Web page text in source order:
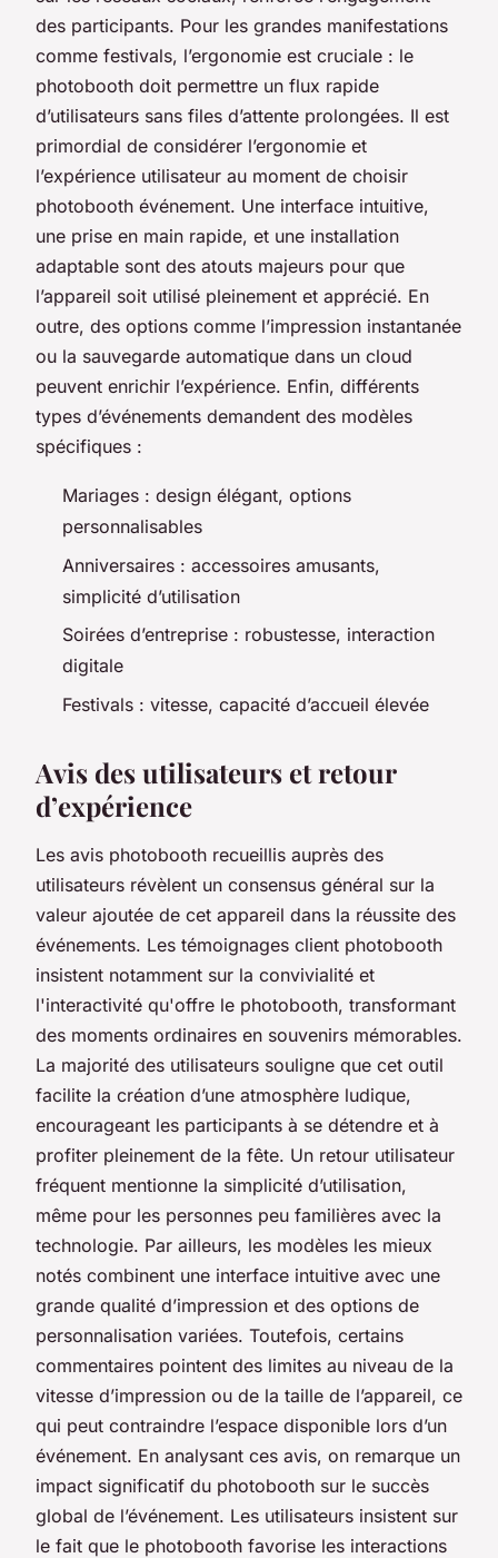
des participants. Pour les grandes manifestations
comme festivals, l’ergonomie est cruciale : le
photobooth doit permettre un flux rapide
d’utilisateurs sans files d’attente prolongées. Il est
primordial de considérer l’ergonomie et
l’expérience utilisateur au moment de choisir
photobooth événement. Une interface intuitive,
une prise en main rapide, et une installation
adaptable sont des atouts majeurs pour que
l’appareil soit utilisé pleinement et apprécié. En
outre, des options comme l’impression instantanée
ou la sauvegarde automatique dans un cloud
peuvent enrichir l’expérience. Enfin, différents
types d’événements demandent des modèles
spécifiques :
Mariages : design élégant, options
personnalisables
Anniversaires : accessoires amusants,
simplicité d’utilisation
Soirées d’entreprise : robustesse, interaction
digitale
Festivals : vitesse, capacité d’accueil élevée
Avis des utilisateurs et retour
d’expérience
Les avis photobooth recueillis auprès des
utilisateurs révèlent un consensus général sur la
valeur ajoutée de cet appareil dans la réussite des
événements. Les témoignages client photobooth
insistent notamment sur la convivialité et
l'interactivité qu'offre le photobooth, transformant
des moments ordinaires en souvenirs mémorables.
La majorité des utilisateurs souligne que cet outil
facilite la création d’une atmosphère ludique,
encourageant les participants à se détendre et à
profiter pleinement de la fête. Un retour utilisateur
fréquent mentionne la simplicité d’utilisation,
même pour les personnes peu familières avec la
technologie. Par ailleurs, les modèles les mieux
notés combinent une interface intuitive avec une
grande qualité d’impression et des options de
personnalisation variées. Toutefois, certains
commentaires pointent des limites au niveau de la
vitesse d’impression ou de la taille de l’appareil, ce
qui peut contraindre l’espace disponible lors d’un
événement. En analysant ces avis, on remarque un
impact significatif du photobooth sur le succès
global de l’événement. Les utilisateurs insistent sur
le fait que le photobooth favorise les interactions